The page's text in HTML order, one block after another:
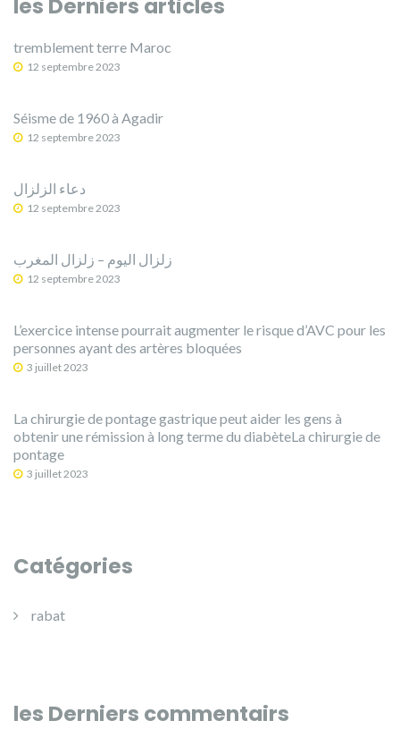
les Derniers articles
tremblement terre Maroc
12 septembre 2023
Séisme de 1960 à Agadir
12 septembre 2023
دعاء الزلزال
12 septembre 2023
12 septembre 2023
L’exercice intense pourrait augmenter le risque d’AVC pour les
personnes ayant des artères bloquées
3 juillet 2023
La chirurgie de pontage gastrique peut aider les gens à
obtenir une rémission à long terme du diabèteLa chirurgie de
pontage
3 juillet 2023
Catégories
rabat
les Derniers commentairs